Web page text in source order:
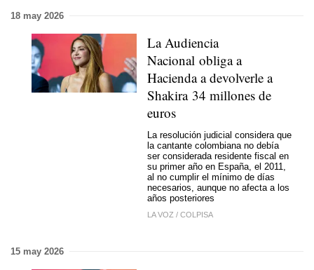
18 may 2026
La Audiencia
Nacional obliga a
Hacienda a devolverle a
Shakira 34 millones de
euros
La resolución judicial considera que
la cantante colombiana no debía
ser considerada residente fiscal en
su primer año en España, el 2011,
al no cumplir el mínimo de días
necesarios, aunque no afecta a los
años posteriores
LA VOZ / COLPISA
15 may 2026